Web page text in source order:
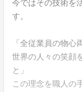
今ではその技術を
す。
「全従業員の物心
世界の人々の笑顔
と」
この理念を職人の